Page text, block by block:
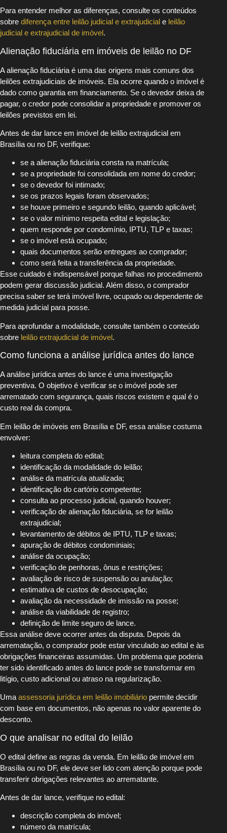
Para entender melhor as diferenças, consulte os conteúdos
sobre diferença entre leilão judicial e extrajudicial e leilão
judicial e extrajudicial de imóvel.
Alienação fiduciária em imóveis de leilão no DF
A alienação fiduciária é uma das origens mais comuns dos
leilões extrajudiciais de imóveis. Ela ocorre quando o imóvel é
dado como garantia em financiamento. Se o devedor deixa de
pagar, o credor pode consolidar a propriedade e promover os
leilões previstos em lei.
Antes de dar lance em imóvel de leilão extrajudicial em
Brasília ou no DF, verifique:
se a alienação fiduciária consta na matrícula;
se a propriedade foi consolidada em nome do credor;
se o devedor foi intimado;
se os prazos legais foram observados;
se houve primeiro e segundo leilão, quando aplicável;
se o valor mínimo respeita edital e legislação;
quem responde por condomínio, IPTU, TLP e taxas;
se o imóvel está ocupado;
quais documentos serão entregues ao comprador;
como será feita a transferência da propriedade.
Esse cuidado é indispensável porque falhas no procedimento
podem gerar discussão judicial. Além disso, o comprador
precisa saber se terá imóvel livre, ocupado ou dependente de
medida judicial para posse.
Para aprofundar a modalidade, consulte também o conteúdo
sobre leilão extrajudicial de imóvel.
Como funciona a análise jurídica antes do lance
A análise jurídica antes do lance é uma investigação
preventiva. O objetivo é verificar se o imóvel pode ser
arrematado com segurança, quais riscos existem e qual é o
custo real da compra.
Em leilão de imóveis em Brasília e DF, essa análise costuma
envolver:
leitura completa do edital;
identificação da modalidade do leilão;
análise da matrícula atualizada;
identificação do cartório competente;
consulta ao processo judicial, quando houver;
verificação de alienação fiduciária, se for leilão
extrajudicial;
levantamento de débitos de IPTU, TLP e taxas;
apuração de débitos condominiais;
análise da ocupação;
verificação de penhoras, ônus e restrições;
avaliação de risco de suspensão ou anulação;
estimativa de custos de desocupação;
avaliação da necessidade de imissão na posse;
análise da viabilidade de registro;
definição de limite seguro de lance.
Essa análise deve ocorrer antes da disputa. Depois da
arrematação, o comprador pode estar vinculado ao edital e às
obrigações financeiras assumidas. Um problema que poderia
ter sido identificado antes do lance pode se transformar em
litígio, custo adicional ou atraso na regularização.
Uma assessoria jurídica em leilão imobiliário permite decidir
com base em documentos, não apenas no valor aparente do
desconto.
O que analisar no edital do leilão
O edital define as regras da venda. Em leilão de imóvel em
Brasília ou no DF, ele deve ser lido com atenção porque pode
transferir obrigações relevantes ao arrematante.
Antes de dar lance, verifique no edital:
descrição completa do imóvel;
número da matrícula;